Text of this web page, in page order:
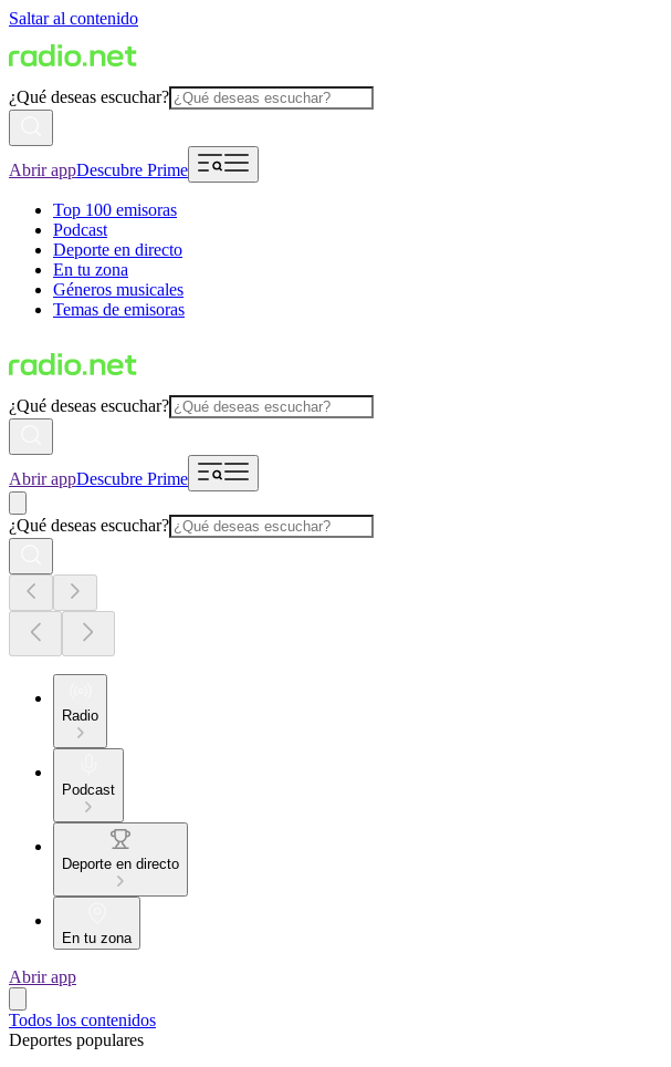
Saltar al contenido
¿Qué deseas escuchar?
Abrir appDescubre Prime
Top 100 emisoras
Podcast
Deporte en directo
En tu zona
Géneros musicales
Temas de emisoras
¿Qué deseas escuchar?
Abrir appDescubre Prime
¿Qué deseas escuchar?
Radio
Podcast
Deporte en directo
En tu zona
Abrir app
Todos los contenidos
Deportes populares